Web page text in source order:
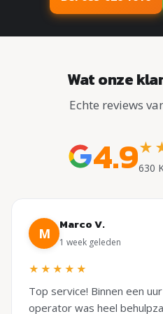
Wat onze
Echte reviews
4.9630
M
Marco V.
1 week geleden
★★★★★
Top service! Binnen een
operator was heel